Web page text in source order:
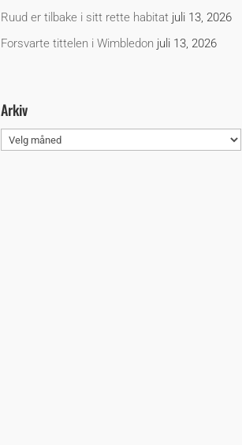
Ruud er tilbake i sitt rette habitat juli 13, 2026
Forsvarte tittelen i Wimbledon juli 13, 2026
Arkiv
Arkiv